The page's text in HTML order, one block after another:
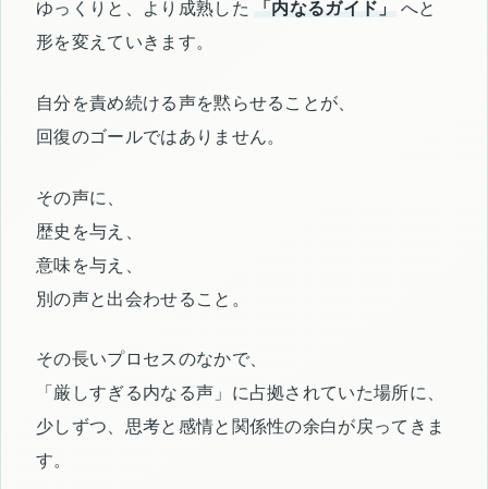
ゆっくりと、より成熟した
「内なるガイド」
へと
形を変えていきます。
自分を責め続ける声を黙らせることが、
回復のゴールではありません。
その声に、
歴史を与え、
意味を与え、
別の声と出会わせること。
その長いプロセスのなかで、
「厳しすぎる内なる声」に占拠されていた場所に、
少しずつ、思考と感情と関係性の余白が戻ってきま
す。